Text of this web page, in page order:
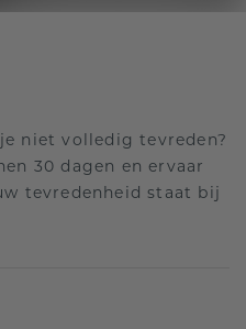
niet volledig tevreden?
30 dagen en ervaar
tevredenheid staat bij